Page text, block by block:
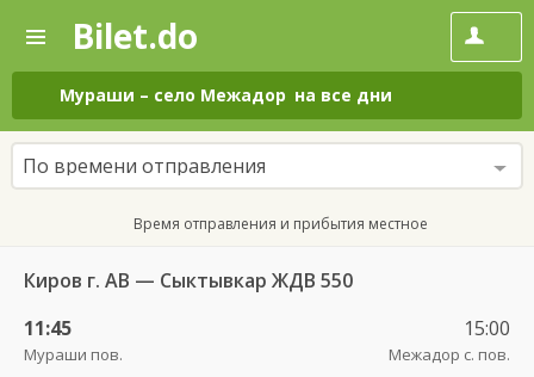
—
Поиск
и
покупка
билетов
на
автобус
онлайн
Bilet.do
Мураши – село Межадор на все дни
По времени отправления
Время отправления и прибытия местное
Киров г. АВ — Сыктывкар ЖДВ 550
11:45
Мураши пов.
15:00
Межадор с. пов.